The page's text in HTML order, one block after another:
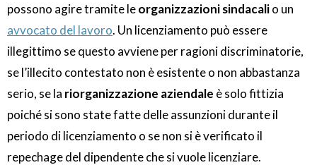
possono agire tramite leorganizzazioni sindacalio un
avvocato del lavoro. Un licenziamento può essere
illegittimo se questo avviene per ragioni discriminatorie,
se l’illecito contestato non è esistente o non abbastanza
serio, se la riorganizzazione aziendale è solo fittizia
poiché si sono state fatte delle assunzioni durante il
periodo di licenziamento o se non si è verificato il
repechage del dipendente che si vuole licenziare.